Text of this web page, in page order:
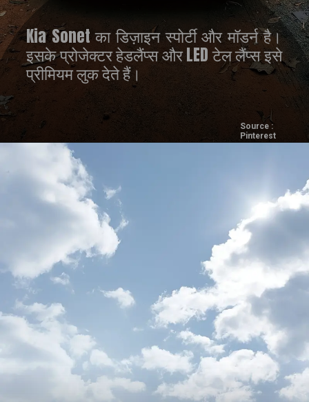
Kia Sonet का डिज़ाइन स्पोर्टी और मॉडर्न है।
इसके प्रोजेक्टर हेडलैंप्स और LED टेल लैंप्स इसे
प्रीमियम लुक देते हैं।
Source :
Pinterest